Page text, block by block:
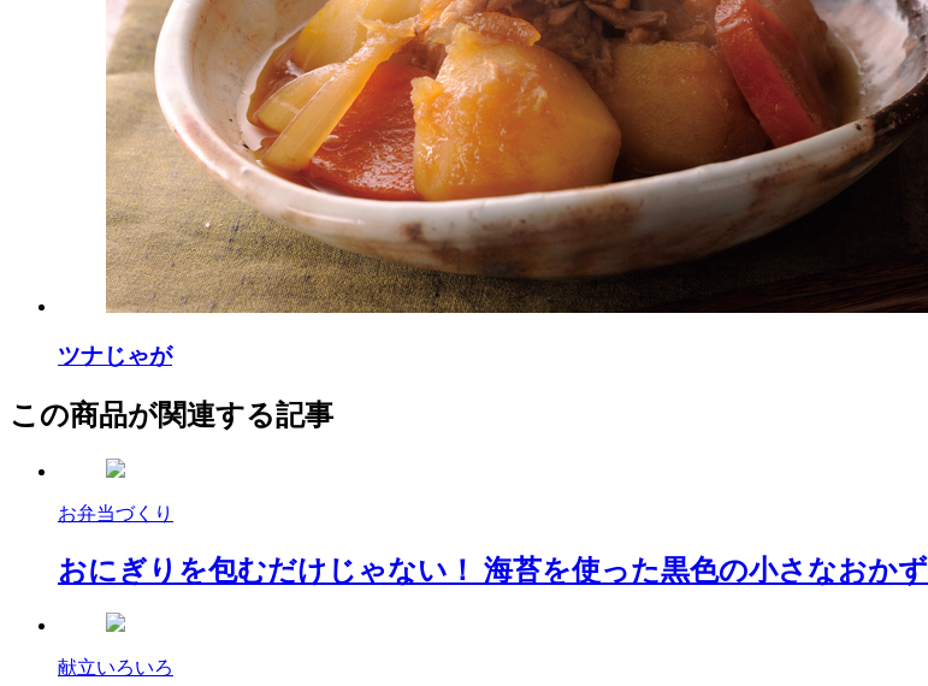
ツナじゃが
この商品が関連する記事
お弁当づくり
おにぎりを包むだけじゃない！ 海苔を使った黒色の小さなおかず
献立いろいろ